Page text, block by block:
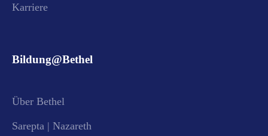
Karriere
Bildung@Bethel
Über Bethel
Sarepta | Nazareth